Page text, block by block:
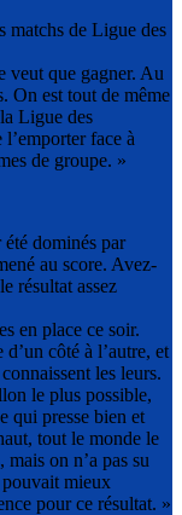
matchs de Ligue des
veut que gagner. Au
On est tout de même
Ligue des
face à
de groupe. »
dominés par
au score. Avez-
résultat assez
en place ce soir.
côté à l’autre, et
les leurs.
le plus possible,
qui presse bien et
tout le monde le
on n’a pas su
pouvait mieux
pour ce résultat. »